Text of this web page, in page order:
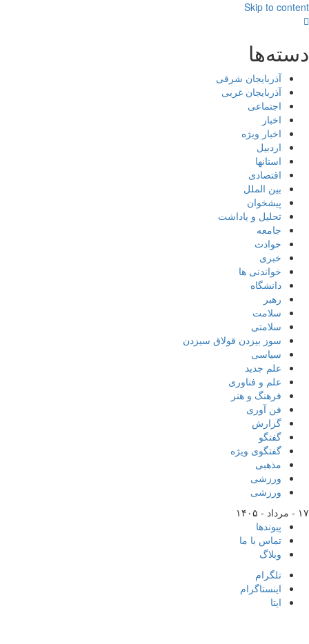
Skip to content
دسته‌ها
آذربایجان شرقی
آذربایجان غربی
اجتماعی
اخبار
اخبار ویژه
اردبیل
استانها
اقتصادی
بین الملل
پیشخوان
تحلیل و یاداشت
جامعه
حوادث
خبری
خواندنی ها
دانشگاه
رهبر
سلامت
سلامتی
سوز بیزدن قولاق سیزدن
سیاسی
علم جدید
علم و فناوری
فرهنگ و هنر
فن آوری
گزارش
گفتگو
گفتگوی ویژه
مذهبی
ورزشی
ورزشی
۱۷ - مرداد - ۱۴۰۵
پیوندها
تماس با ما
وبلاگ
تلگرام
اینستاگرام
ایتا